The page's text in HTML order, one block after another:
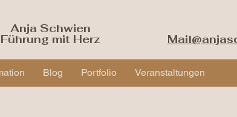
Anja Schwien
Führung mit Herz
Blog Portfolio Veranstaltungen